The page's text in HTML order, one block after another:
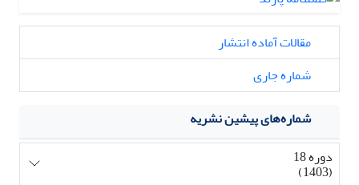
مقالات آماده انتشار
شماره جاری
شماره‌های پیشین نشریه
دوره 18
(1403)